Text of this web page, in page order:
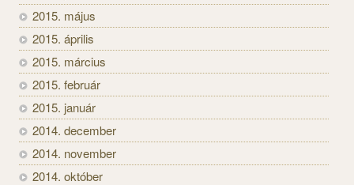
2015. május
2015. április
2015. március
2015. február
2015. január
2014. december
2014. november
2014. október